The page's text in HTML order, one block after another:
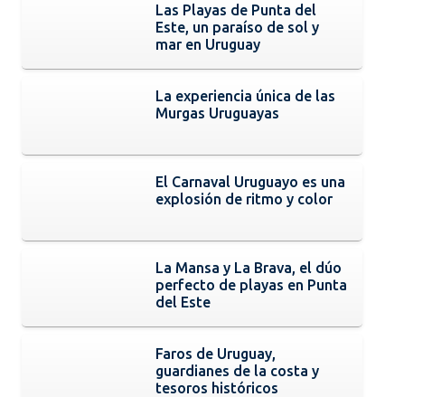
Las Playas de Punta del
Este, un paraíso de sol y
mar en Uruguay
La experiencia única de las
Murgas Uruguayas
El Carnaval Uruguayo es una
explosión de ritmo y color
La Mansa y La Brava, el dúo
perfecto de playas en Punta
del Este
Faros de Uruguay,
guardianes de la costa y
tesoros históricos